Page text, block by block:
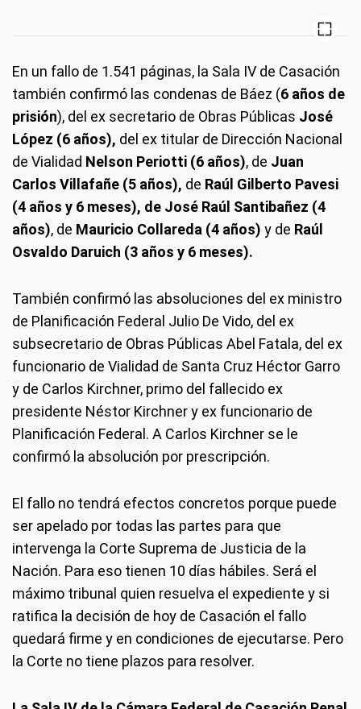
En un fallo de 1.541 páginas, la Sala IV de Casación
también confirmó las condenas de Báez (6 años de
prisión), del ex secretario de Obras Públicas José
López (6 años), del ex titular de Dirección Nacional
de Vialidad Nelson Periotti (6 años), de Juan
Carlos Villafañe (5 años), de Raúl Gilberto Pavesi
(4 años y 6 meses), de José Raúl Santibañez (4
años), de Mauricio Collareda (4 años) y de Raúl
Osvaldo Daruich (3 años y 6 meses).
También confirmó las absoluciones del ex ministro
de Planificación Federal Julio De Vido, del ex
subsecretario de Obras Públicas Abel Fatala, del ex
funcionario de Vialidad de Santa Cruz Héctor Garro
y de Carlos Kirchner, primo del fallecido ex
presidente Néstor Kirchner y ex funcionario de
Planificación Federal. A Carlos Kirchner se le
confirmó la absolución por prescripción.
El fallo no tendrá efectos concretos porque puede
ser apelado por todas las partes para que
intervenga la Corte Suprema de Justicia de la
Nación. Para eso tienen 10 días hábiles. Será el
máximo tribunal quien resuelva el expediente y si
ratifica la decisión de hoy de Casación el fallo
quedará firme y en condiciones de ejecutarse. Pero
la Corte no tiene plazos para resolver.